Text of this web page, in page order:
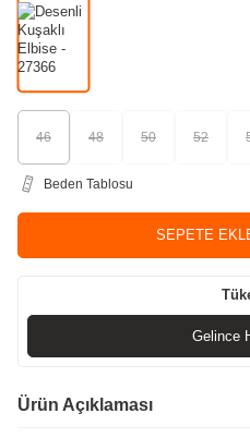
46 48 50 52
Beden Tablosu
SEPETE
Gelince
Ürün Açıklaması